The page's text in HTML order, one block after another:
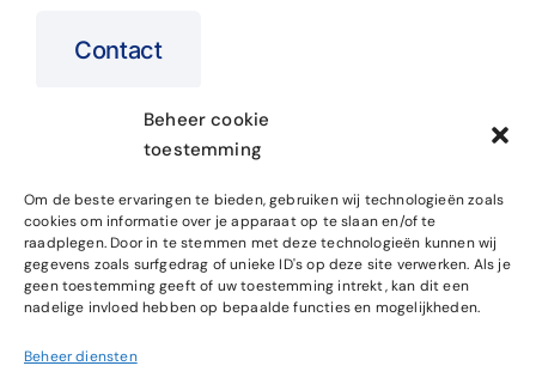
Beheer cookie
toestemming
Om de beste ervaringen te bieden, gebruiken wij technologieën zoals
cookies om informatie over je apparaat op te slaan en/of te
raadplegen. Door in te stemmen met deze technologieën kunnen wij
gegevens zoals surfgedrag of unieke ID's op deze site verwerken. Als je
geen toestemming geeft of uw toestemming intrekt, kan dit een
nadelige invloed hebben op bepaalde functies en mogelijkheden.
Beheer diensten
Contact
Over ons
Cases
Blog
Website Onderhoud
SEO Cursus